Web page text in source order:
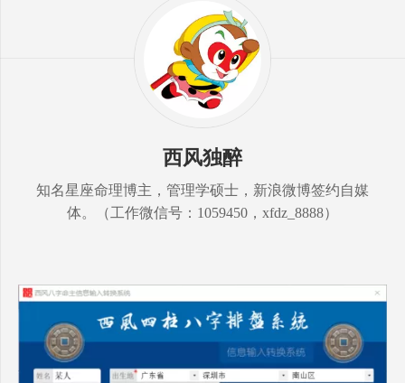
西风独醉
知名星座命理博主，管理学硕士，新浪微博签约自媒
体。（工作微信号：1059450，xfdz_8888）